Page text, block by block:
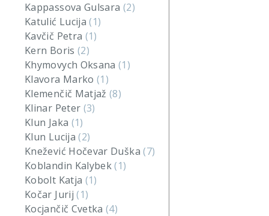
Kappassova Gulsara (2)
Katulić Lucija(1)
Kavčič Petra (1)
Kern Boris (2)
Khymovych Oksana(1)
Klavora Marko(1)
Klemenčič Matjaž(8)
Klinar Peter (3)
Klun Jaka (1)
Klun Lucija(2)
Knežević Hočevar Duška(7)
Koblandin Kalybek(1)
Kobolt Katja (1)
Kočar Jurij(1)
Kocjančič Cvetka(4)